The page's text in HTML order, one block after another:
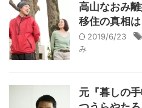
高山なおみ
移住の真相は
2019/6/23
み
元『暮しの